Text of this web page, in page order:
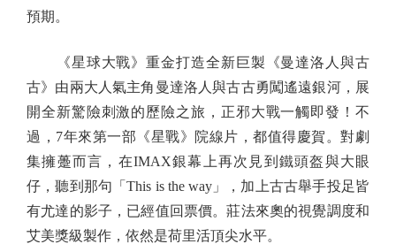
預期。
《星球大戰》重金打造全新巨製《曼達洛人與古
古》由兩大人氣主角曼達洛人與古古勇闖遙遠銀河，展
開全新驚險刺激的歷險之旅，正邪大戰一觸即發！不
過，7年來第一部《星戰》院線片，都值得慶賀。對劇
集擁躉而言，在IMAX銀幕上再次見到鐵頭盔與大眼
仔，聽到那句「This is the way」，加上古古舉手投足皆
有尤達的影子，已經值回票價。莊法來奧的視覺調度和
艾美獎級製作，依然是荷里活頂尖水平。